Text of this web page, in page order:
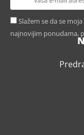
Slažem se da se
najnovijim ponudama,